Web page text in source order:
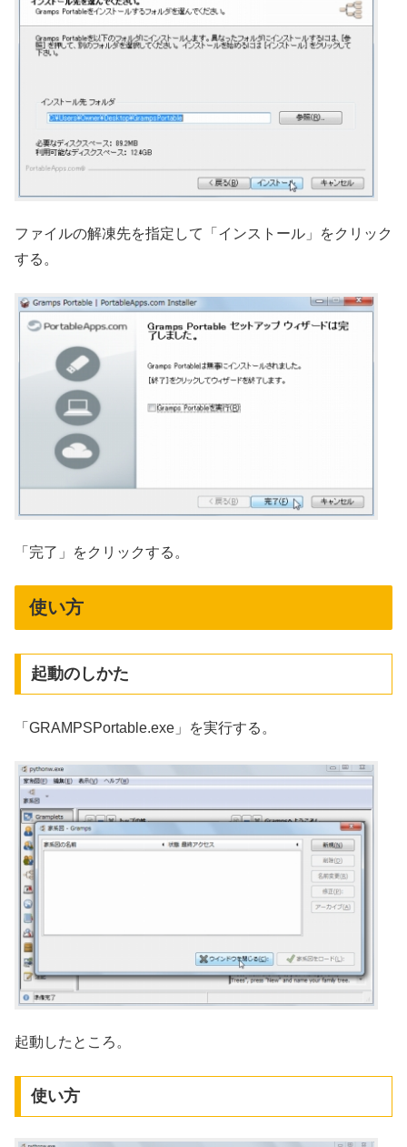
ファイルの解凍先を指定して「インストール」をクリック
する。
「完了」をクリックする。
使い方
起動のしかた
「GRAMPSPortable.exe」を実行する。
起動したところ。
使い方